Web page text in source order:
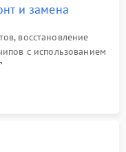
и замена
восстановление
с использованием
микросхемы
портов USB